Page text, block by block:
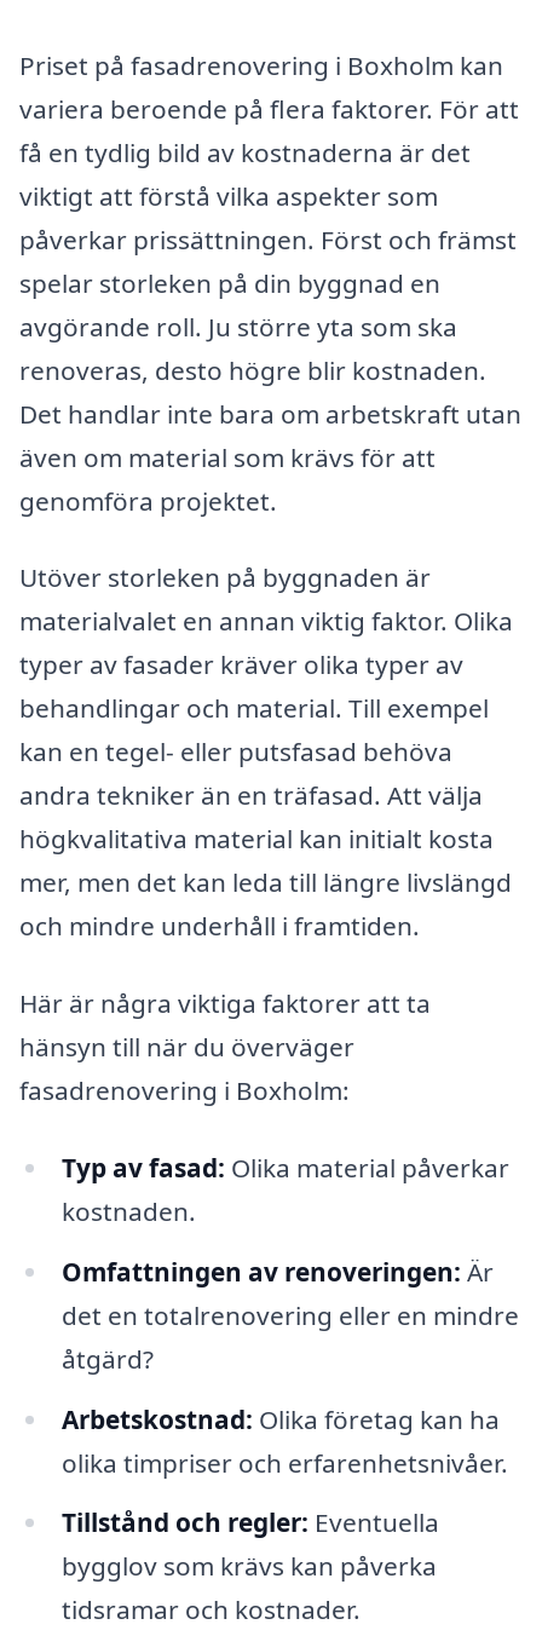
Priset på fasadrenovering i Boxholm kan
variera beroende på flera faktorer. För att
få en tydlig bild av kostnaderna är det
viktigt att förstå vilka aspekter som
påverkar prissättningen. Först och främst
spelar storleken på din byggnad en
avgörande roll. Ju större yta som ska
renoveras, desto högre blir kostnaden.
Det handlar inte bara om arbetskraft utan
även om material som krävs för att
genomföra projektet.
Utöver storleken på byggnaden är
materialvalet en annan viktig faktor. Olika
typer av fasader kräver olika typer av
behandlingar och material. Till exempel
kan en tegel- eller putsfasad behöva
andra tekniker än en träfasad. Att välja
högkvalitativa material kan initialt kosta
mer, men det kan leda till längre livslängd
och mindre underhåll i framtiden.
Här är några viktiga faktorer att ta
hänsyn till när du överväger
fasadrenovering i Boxholm:
Typ av fasad: Olika material påverkar
kostnaden.
Omfattningen av renoveringen: Är
det en totalrenovering eller en mindre
åtgärd?
Arbetskostnad: Olika företag kan ha
olika timpriser och erfarenhetsnivåer.
Tillstånd och regler: Eventuella
bygglov som krävs kan påverka
tidsramar och kostnader.